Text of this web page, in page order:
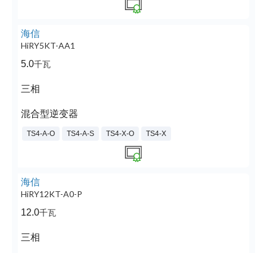
海信
HiRY5KT-AA1
5.0千瓦
三相
混合型逆变器
TS4-A-O TS4-A-S TS4-X-O TS4-X
海信
HiRY12KT-A0-P
12.0千瓦
三相